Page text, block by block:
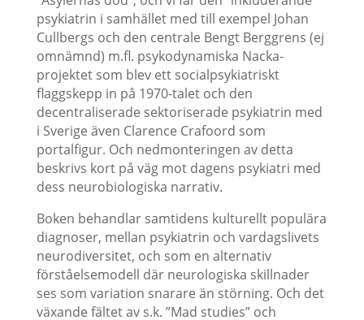
psykiatrin i samhället med till exempel Johan
Cullbergs och den centrale Bengt Berggrens (ej
omnämnd) m.fl. psykodynamiska Nacka-
projektet som blev ett socialpsykiatriskt
flaggskepp in på 1970-talet och den
decentraliserade sektoriserade psykiatrin med
i Sverige även Clarence Crafoord som
portalfigur. Och nedmonteringen av detta
beskrivs kort på väg mot dagens psykiatri med
dess neurobiologiska narrativ.
Boken behandlar samtidens kulturellt populära
diagnoser, mellan psykiatrin och vardagslivets
neurodiversitet, och som en alternativ
förståelsemodell där neurologiska skillnader
ses som variation snarare än störning. Och det
växande fältet av s.k. ”Mad studies” och